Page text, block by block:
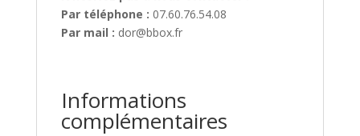
Par téléphone : 07.60.76.54.08
Par mail : dor@bbox.fr
Informations
complémentaires